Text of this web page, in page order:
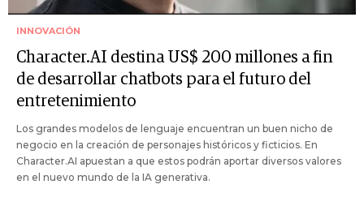
INNOVACIÓN
Character.AI destina US$ 200 millones a fin
de desarrollar chatbots para el futuro del
entretenimiento
Los grandes modelos de lenguaje encuentran un buen nicho de
negocio en la creación de personajes históricos y ficticios. En
Character.AI apuestan a que estos podrán aportar diversos valores
en el nuevo mundo de la IA generativa.